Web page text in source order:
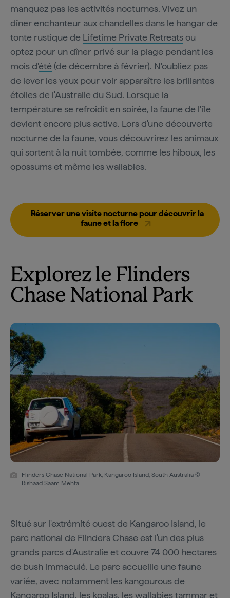
manquez pas les activités nocturnes. Vivez un
dîner enchanteur aux chandelles dans le hangar de
tonte rustique de Lifetime Private Retreatsou
optez pour un dîner privé sur la plage pendant les
mois d'été (de décembre à février). N'oubliez pas
de lever les yeux pour voir apparaître les brillantes
étoiles de l'Australie du Sud. Lorsque la
température se refroidit en soirée, la faune de l'île
devient encore plus active. Lors d'une découverte
nocturne de la faune, vous découvrirez les animaux
qui sortent à la nuit tombée, comme les hiboux, les
opossums et même les wallabies.
Réserver une visite nocturne pour découvrir la
faune et la flore
Explorez le Flinders
Chase National Park
Flinders Chase National Park, Kangaroo Island, South Australia ©
Rishaad Saam Mehta
Situé sur l'extrémité ouest de Kangaroo Island, le
parc national de Flinders Chase est l'un des plus
grands parcs d'Australie et couvre 74 000 hectares
de bush immaculé. Le parc accueille une faune
variée, avec notamment les kangourous de
Kangaroo Island, les koalas, les wallabies tammar et